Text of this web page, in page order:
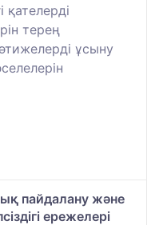
терең
ұсыну
пайдалану және
ережелері